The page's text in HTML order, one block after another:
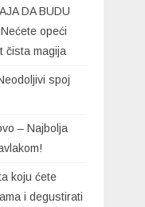
DA BUDU
opeći
čista magija
spoj
– Najbolja
koju ćete
i degustirati